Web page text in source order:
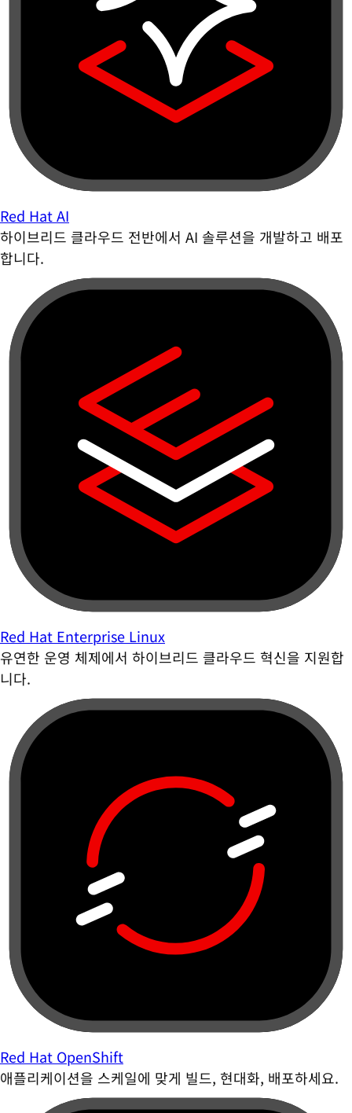
Red Hat AI
하이브리드 클라우드 전반에서 AI 솔루션을 개발하고 배포
합니다.
Red Hat Enterprise Linux
유연한 운영 체제에서 하이브리드 클라우드 혁신을 지원합
니다.
Red Hat OpenShift
애플리케이션을 스케일에 맞게 빌드, 현대화, 배포하세요.